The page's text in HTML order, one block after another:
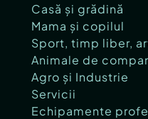
Casă și grădină
Mama și copilul
Sport, timp liber,
Animale de
Agro și Industrie
Servicii
Echipamente